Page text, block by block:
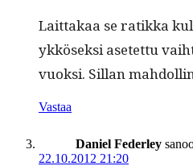
Lait­takaa se ratik­ka
ykkösek­si asetet­tu
vuok­si. Sil­lan
Vastaa
Daniel Federley
22.10.2012 21:20